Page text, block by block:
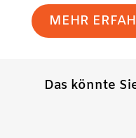
MEHR
Das könnte